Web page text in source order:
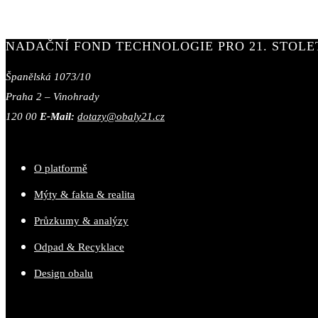
NADAČNÍ FOND TECHNOLOGIE PRO 21.
Španělská 1073/10
Praha 2 – Vinohrady
120 00 E-Mail: dotazy@obaly21.cz
O platformě
Mýty & fakta & realita
Průzkumy & analýzy
Odpad & Recyklace
Design obalu